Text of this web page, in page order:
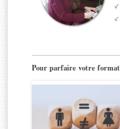
Pour parfaire votre